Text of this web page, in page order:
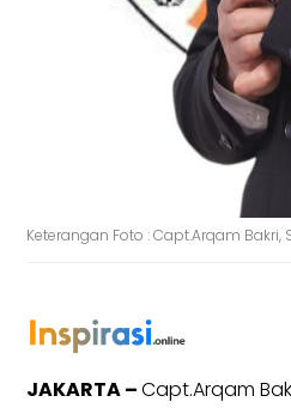
Keterangan Foto : Capt.Arqam Bakri,
JAKARTA –Capt.Arqam